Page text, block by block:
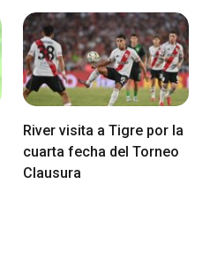
River visita a Tigre por la
cuarta fecha del Torneo
Clausura